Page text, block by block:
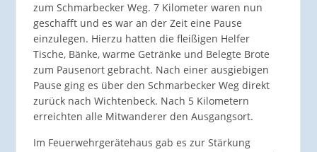
zum Schmarbecker Weg. 7 Kilometer waren nun
geschafft und es war an der Zeit eine Pause
einzulegen. Hierzu hatten die fleißigen Helfer
Tische, Bänke, warme Getränke und Belegte Brote
zum Pausenort gebracht. Nach einer ausgiebigen
Pause ging es über den Schmarbecker Weg direkt
zurück nach Wichtenbeck. Nach 5 Kilometern
erreichten alle Mitwanderer den Ausgangsort.
Im Feuerwehrgerätehaus gab es zur Stärkung